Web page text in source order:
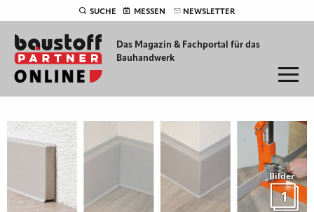
SUCHE MESSEN NEWSLETTER
Das Magazin & Fachportal für das
Bauhandwerk
Bilder
1